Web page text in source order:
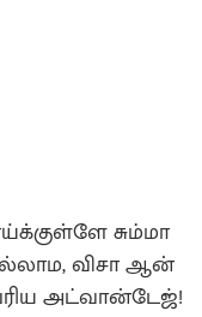
சும்மா
விசா ஆன்
அட்வான்டேஜ்!